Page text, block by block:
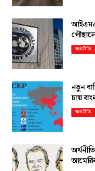
অর্থনীতি
নতুন
চায়
অর্থনীতি